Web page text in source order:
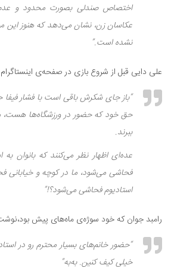
اختصاص صندلی بصورت محدود و
عکاسان زن، نشان می‌دهد که هنوز این
نشده است.”
علی دایی قبل از شروع بازی در صفحه‌ی
“باز جای شکرش باقی است با فشار فیفا
حق خود که حضور در ورزشگاه‌ها هست،
ببرند.
عده‌ای اظهار نظر می‌کنند که بانوان به
فحاشی می‌شود، ما در کوچه و خیابانی
استادیوم فحاشی می‌شود؟!”
رامبد جوان که خود سوژه‌ی ماه‌های پیش
“حضور خانم‌های بسیار محترم رو در
خیلی کیف کنین. به‌به”